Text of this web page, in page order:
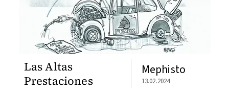
Las Altas
Prestaciones
Mephisto
13.02.2024